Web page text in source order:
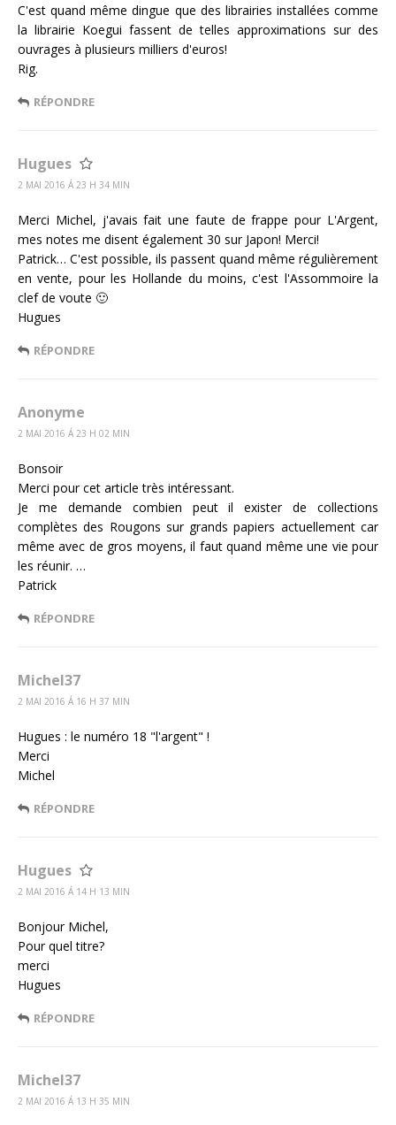
C'est quand même dingue que des librairies installées comme
la librairie Koegui fassent de telles approximations sur des
ouvrages à plusieurs milliers d'euros!
Rig.
RÉPONDRE
Hugues
2 MAI 2016 Á 23 H 34 MIN
Merci Michel, j'avais fait une faute de frappe pour L'Argent,
mes notes me disent également 30 sur Japon! Merci!
Patrick… C'est possible, ils passent quand même régulièrement
en vente, pour les Hollande du moins, c'est l'Assommoire la
clef de voute 🙂
Hugues
RÉPONDRE
Anonyme
2 MAI 2016 Á 23 H 02 MIN
Bonsoir
Merci pour cet article très intéressant.
Je me demande combien peut il exister de collections
complètes des Rougons sur grands papiers actuellement car
même avec de gros moyens, il faut quand même une vie pour
les réunir. …
Patrick
RÉPONDRE
Michel37
2 MAI 2016 Á 16 H 37 MIN
Hugues : le numéro 18 "l'argent" !
Merci
Michel
RÉPONDRE
Hugues
2 MAI 2016 Á 14 H 13 MIN
Bonjour Michel,
Pour quel titre?
merci
Hugues
RÉPONDRE
Michel37
2 MAI 2016 Á 13 H 35 MIN